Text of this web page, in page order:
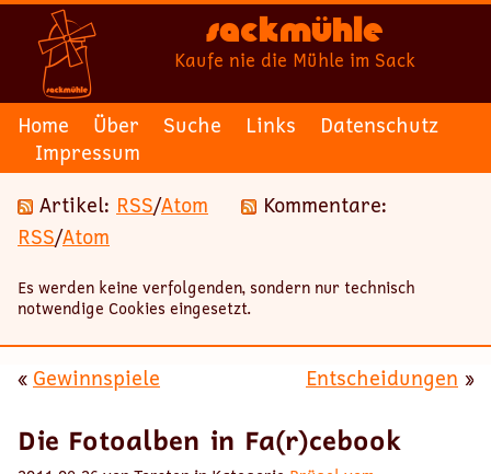
Sackmühle
Kaufe nie die Mühle im Sack
Home Über Suche Links
Datenschutz
Impressum
Artikel: RSS/Atom
Kommentare:
RSS/Atom
Es werden keine verfolgenden, sondern nur technisch
notwendige Cookies eingesetzt.
« Gewinnspiele Entscheidungen »
Die Fotoalben in Fa(r)cebook